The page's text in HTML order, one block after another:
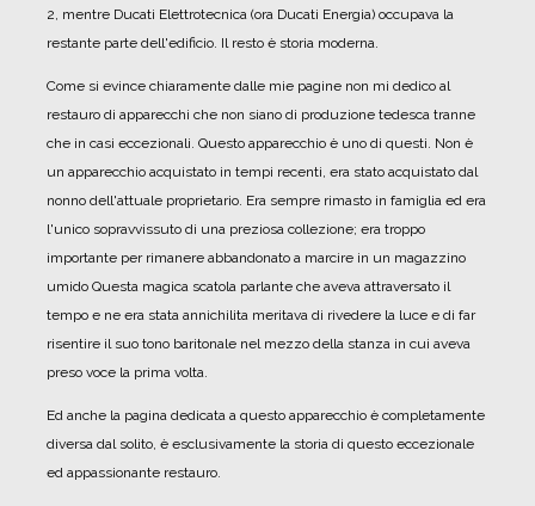
2, mentre Ducati Elettrotecnica (ora Ducati Energia) occupava la
restante parte dell'edificio. Il resto è storia moderna.
Come si evince chiaramente dalle mie pagine non mi dedico al
restauro di apparecchi che non siano di produzione tedesca tranne
che in casi eccezionali. Questo apparecchio è uno di questi. Non è
un apparecchio acquistato in tempi recenti, era stato acquistato dal
nonno dell'attuale proprietario. Era sempre rimasto in famiglia ed era
l'unico sopravvissuto di una preziosa collezione; era troppo
importante per rimanere abbandonato a marcire in un magazzino
umido Questa magica scatola parlante che aveva attraversato il
tempo e ne era stata annichilita meritava di rivedere la luce e di far
risentire il suo tono baritonale nel mezzo della stanza in cui aveva
preso voce la prima volta.
Ed anche la pagina dedicata a questo apparecchio è completamente
diversa dal solito, è esclusivamente la storia di questo eccezionale
ed appassionante restauro.